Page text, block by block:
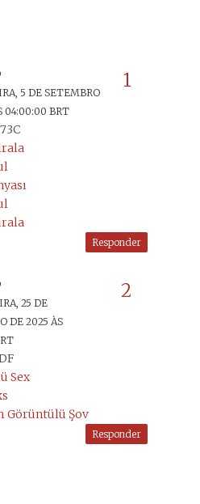
5 DE SETEMBRO
04:00:00 BRT
Responder
25 DE
DE 2025 ÀS
Sex
Görüntülü Şov
Responder